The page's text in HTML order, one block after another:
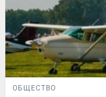
ОБЩЕСТВО